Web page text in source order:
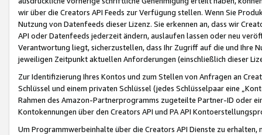
wir über die Creators API Feeds zur Verfügung stellen. Wenn Sie
Nutzung von Datenfeeds dieser Lizenz. Sie erkennen an, dass wir
API oder Datenfeeds jederzeit ändern, auslaufen lassen oder neu
Verantwortung liegt, sicherzustellen, dass Ihr Zugriff auf die und Ihre
jeweiligen Zeitpunkt aktuellen Anforderungen (einschließlich dieser
Zur Identifizierung Ihres Kontos und zum Stellen von Anfragen an
Schlüssel und einem privaten Schlüssel (jedes Schlüsselpaar eine
Rahmen des Amazon-Partnerprogramms zugeteilte Partner-ID oder
Kontokennungen über den Creators API und PA API
Um Programmwerbeinhalte über die Creators API Dienste zu